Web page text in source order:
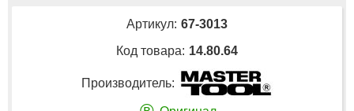
Артикул: 67-3013
Код товара: 14.80.64
Производитель: